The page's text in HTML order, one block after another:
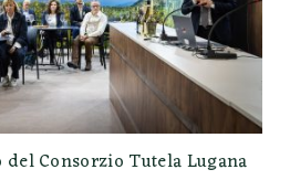
Consorzio Tutela Lugana